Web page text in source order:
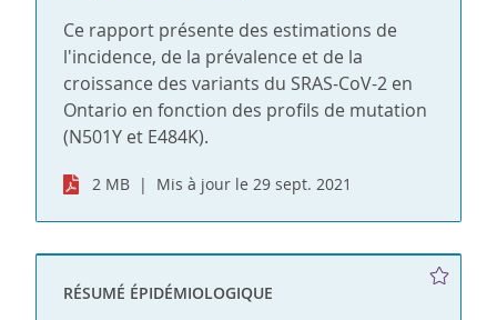
Ce rapport présente des estimations de
l'incidence, de la prévalence et de la
croissance des variants du SRAS-CoV-2 en
Ontario en fonction des profils de mutation
(N501Y et E484K).
2 MB Mis à jour le 29 sept. 2021
RÉSUMÉ ÉPIDÉMIOLOGIQUE